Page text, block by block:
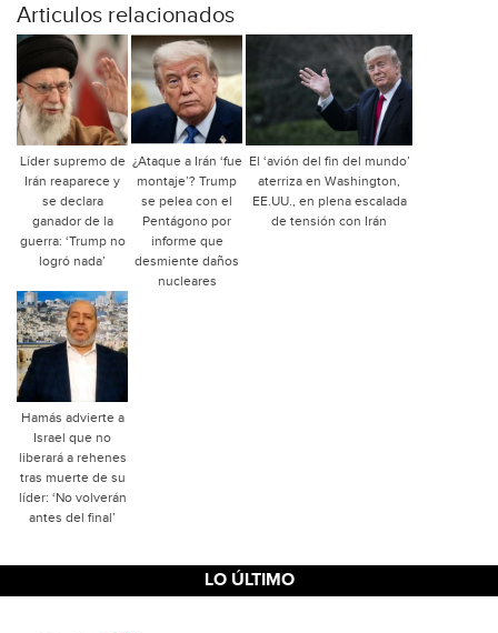
Articulos relacionados
Líder supremo de
Irán reaparece y
se declara
ganador de la
guerra: ‘Trump no
logró nada’
¿Ataque a Irán ‘fue
montaje’? Trump
se pelea con el
Pentágono por
informe que
desmiente daños
nucleares
El ‘avión del fin del mundo’
aterriza en Washington,
EE.UU., en plena escalada
de tensión con Irán
Hamás advierte a
Israel que no
liberará a rehenes
tras muerte de su
líder: ‘No volverán
antes del final’
LO ÚLTIMO